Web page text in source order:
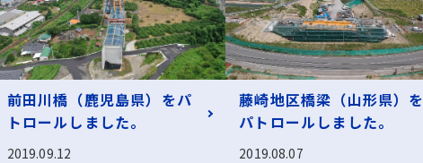
前田川橋（鹿児島県）をパ
トロールしました。
2019.09.12
藤崎地区橋梁（山形県）を
パトロールしました。
2019.08.07